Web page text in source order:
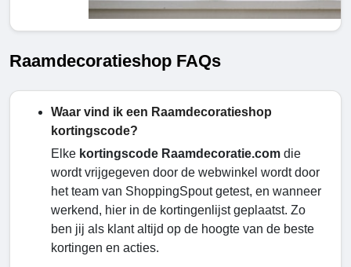
Raamdecoratieshop FAQs
Waar vind ik een Raamdecoratieshop
kortingscode?
Elke kortingscode Raamdecoratie.com die
wordt vrijgegeven door de webwinkel wordt door
het team van ShoppingSpout getest, en wanneer
werkend, hier in de kortingenlijst geplaatst. Zo
ben jij als klant altijd op de hoogte van de beste
kortingen en acties.